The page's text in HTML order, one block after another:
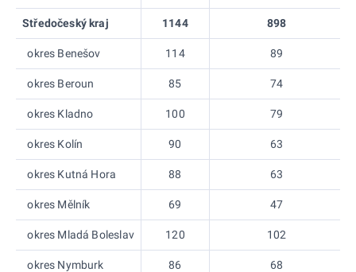
Středočeský kraj 1144 898
okres Benešov 114 89
okres Beroun 85 74
okres Kladno 100 79
okres Kolín 90 63
okres Kutná Hora 88 63
okres Mělník 69 47
okres Mladá Boleslav 120 102
okres Nymburk 86 68